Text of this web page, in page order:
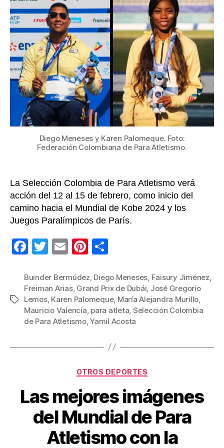
a
en
Prix
Diego Meneses y Karen Palomeque. Foto:
Federación Colombiana de Para Atletismo.
La Selección Colombia de Para Atletismo verá
acción del 12 al 15 de febrero, como inicio del
camino hacia el Mundial de Kobe 2024 y los
Juegos Paralímpicos de París.
F
c
e
b
o
o
T
tt
er
E
ail
Pi
er
e
st
m
p
ar
tir
Etiquetas
Buinder Bermúdez, Diego Meneses, Faisury Jiménez,
Freiman Arias, Grand Prix de Dubái, José Gregorio
Lemos, Karen Palomeque, María Alejandra Murillo,
Mauricio Valencia, para atleta, Selección Colombia
de Para Atletismo,Yamil Acosta
Categorías
OTROS DEPORTES
Las mejores imágenes
del Mundial de Para
Atletismo con la